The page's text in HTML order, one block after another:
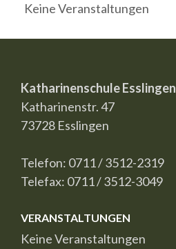
Keine Veranstaltungen
Katharinenschule Esslingen
Katharinenstr. 47
73728 Esslingen
Telefon: 0711 / 3512-2319
Telefax: 0711 / 3512-3049
VERANSTALTUNGEN
Keine Veranstaltungen